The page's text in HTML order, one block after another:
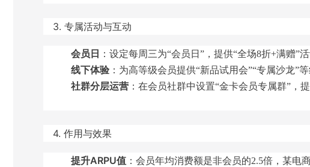
3. 专属活动与互动
会员日 ：设定每周三为“会员日”，提供“全场8折+满赠”
线下体验 ：为高等级会员提供“新品试用会”“专属沙龙”
社群分层运营 ：在会员社群中设置“金卡会员专属群”，
4. 作用与效果
提升ARPU值 ：会员年均消费额是非会员的2.5倍，某电